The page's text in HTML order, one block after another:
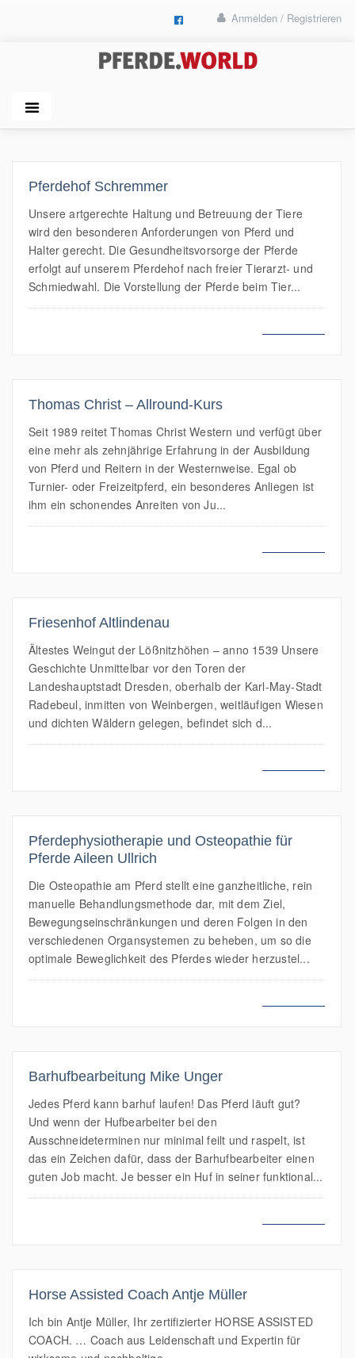
Anmelden / Registrieren
Pferdehof Schremmer
Unsere artgerechte Haltung und Betreuung der Tiere
wird den besonderen Anforderungen von Pferd und
Halter gerecht. Die Gesundheitsvorsorge der Pferde
erfolgt auf unserem Pferdehof nach freier Tierarzt- und
Schmiedwahl. Die Vorstellung der Pferde beim Tier...
Thomas Christ – Allround-Kurs
Seit 1989 reitet Thomas Christ Western und verfügt über
eine mehr als zehnjährige Erfahrung in der Ausbildung
von Pferd und Reitern in der Westernweise. Egal ob
Turnier- oder Freizeitpferd, ein besonderes Anliegen ist
ihm ein schonendes Anreiten von Ju...
Friesenhof Altlindenau
Ältestes Weingut der Lößnitzhöhen – anno 1539 Unsere
Geschichte Unmittelbar vor den Toren der
Landeshauptstadt Dresden, oberhalb der Karl-May-Stadt
Radebeul, inmitten von Weinbergen, weitläufigen Wiesen
und dichten Wäldern gelegen, befindet sich d...
Pferdephysiotherapie und Osteopathie für
Pferde Aileen Ullrich
Die Osteopathie am Pferd stellt eine ganzheitliche, rein
manuelle Behandlungsmethode dar, mit dem Ziel,
Bewegungseinschränkungen und deren Folgen in den
verschiedenen Organsystemen zu beheben, um so die
optimale Beweglichkeit des Pferdes wieder herzustel...
Barhufbearbeitung Mike Unger
Jedes Pferd kann barhuf laufen! Das Pferd läuft gut?
Und wenn der Hufbearbeiter bei den
Ausschneideterminen nur minimal feilt und raspelt, ist
das ein Zeichen dafür, dass der Barhufbearbeiter einen
guten Job macht. Je besser ein Huf in seiner funktional...
Horse Assisted Coach Antje Müller
Ich bin Antje Müller, Ihr zertifizierter HORSE ASSISTED
COACH. … Coach aus Leidenschaft und Expertin für